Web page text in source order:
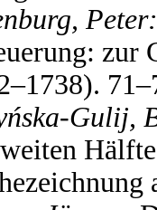
Peter:
zur
Gulij,